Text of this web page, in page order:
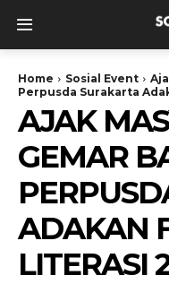
Home Sosial Event
Perpusda Surakarta
AJAK
GEMAR
ADAKAN
LITERASI